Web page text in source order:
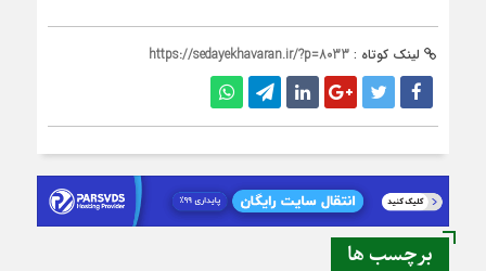
لینک کوتاه : https://sedayekhavaran.ir/?p=8033
برچسب ها